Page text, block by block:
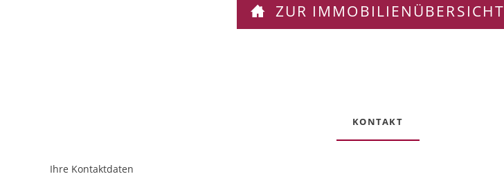
ZUR IMMOBILIENÜBERSICHT
KONTAKT
ObjektPlatzhalter
URL
Ihre Kontaktdaten